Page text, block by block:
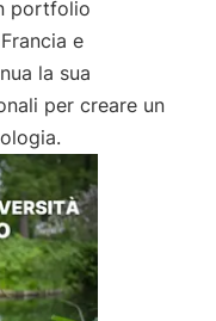
portfolio
e
la sua
per creare un